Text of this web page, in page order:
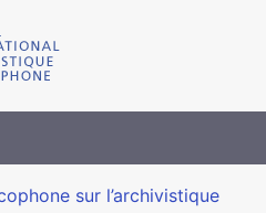
sur l’archivistique